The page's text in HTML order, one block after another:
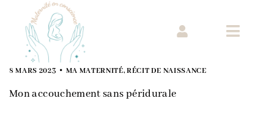
8 MARS 2023 MA MATERNITÉ, RÉCIT DE NAISSANCE
Mon accouchement sans péridurale